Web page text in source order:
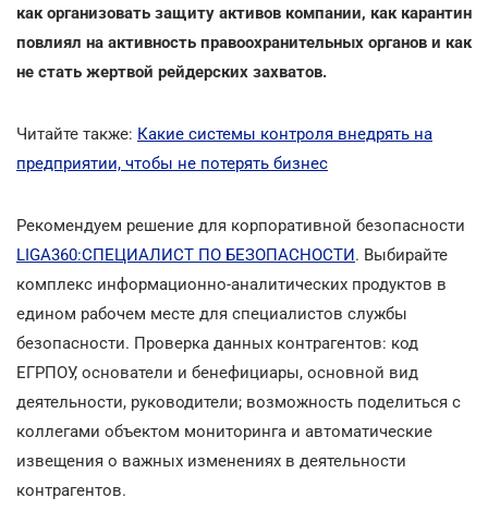
как организовать защиту активов компании, как карантин
повлиял на активность правоохранительных органов и как
не стать жертвой рейдерских захватов.
Читайте также: Какие системы контроля внедрять на
предприятии, чтобы не потерять бизнес
Рекомендуем решение для корпоративной безопасности
LIGA360:СПЕЦИАЛИСТ ПО БЕЗОПАСНОСТИ. Выбирайте
комплекс информационно-аналитических продуктов в
едином рабочем месте для специалистов службы
безопасности. Проверка данных контрагентов: код
ЕГРПОУ, основатели и бенефициары, основной вид
деятельности, руководители; возможность поделиться с
коллегами объектом мониторинга и автоматические
извещения о важных изменениях в деятельности
контрагентов.